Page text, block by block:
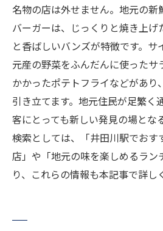
名物の店は外せません。地元の新
バーガーは、じっくりと焼き上げ
と香ばしいバンズが特徴です。
元産の野菜をふんだんに使ったサ
かかったポテトフライなどがあり
引き立てます。地元住民が足繁く
客にとっても新しい発見の場とな
検索としては、「井田川駅でおす
店」や「地元の味を楽しめるラン
り、これらの情報も本記事で詳し